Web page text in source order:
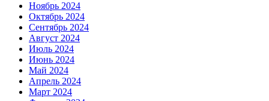
Ноябрь 2024
Октябрь 2024
Сентябрь 2024
Август 2024
Июль 2024
Июнь 2024
Май 2024
Апрель 2024
Март 2024